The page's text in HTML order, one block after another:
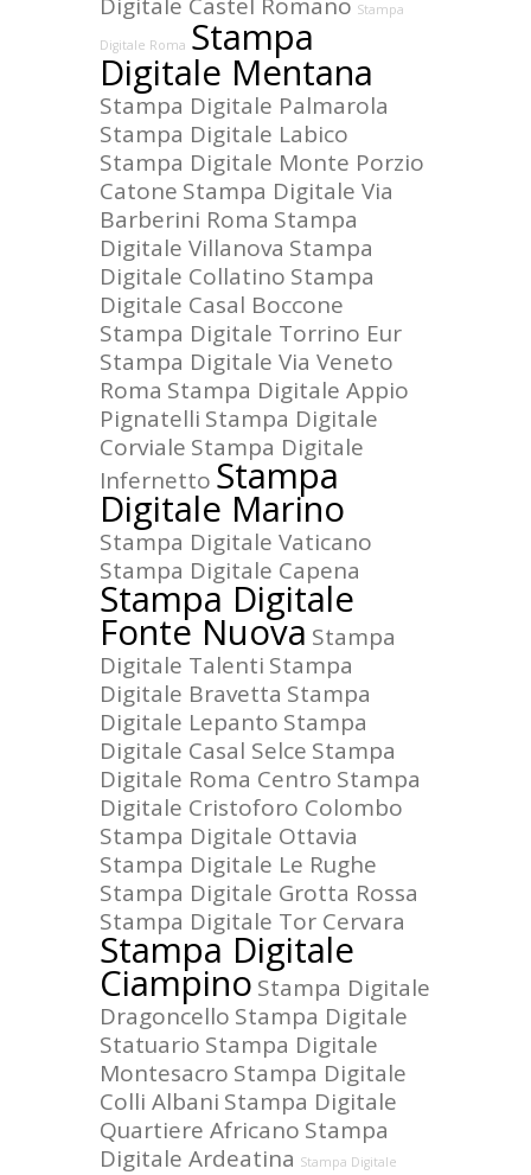
Stampa
Digitale Roma Stampa
Digitale Mentana
Stampa Digitale Palmarola
Stampa Digitale Labico
Stampa Digitale Monte Porzio
Catone Stampa Digitale Via
Barberini Roma Stampa
Digitale Villanova Stampa
Digitale Collatino Stampa
Digitale Casal Boccone
Stampa Digitale Torrino Eur
Stampa Digitale Via Veneto
Roma Stampa Digitale Appio
Pignatelli Stampa Digitale
Corviale Stampa Digitale
Infernetto Stampa
Digitale Marino
Stampa Digitale Vaticano
Stampa Digitale Capena
Stampa Digitale
Fonte Nuova Stampa
Digitale Talenti Stampa
Digitale Bravetta Stampa
Digitale Lepanto Stampa
Digitale Casal Selce Stampa
Digitale Roma Centro Stampa
Digitale Cristoforo Colombo
Stampa Digitale Ottavia
Stampa Digitale Le Rughe
Stampa Digitale Grotta Rossa
Stampa Digitale Tor Cervara
Stampa Digitale
Ciampino Stampa Digitale
Dragoncello Stampa Digitale
Statuario Stampa Digitale
Montesacro Stampa Digitale
Colli Albani Stampa Digitale
Quartiere Africano Stampa
Digitale Ardeatina Stampa Digitale